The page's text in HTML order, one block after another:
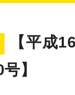
【平成
】